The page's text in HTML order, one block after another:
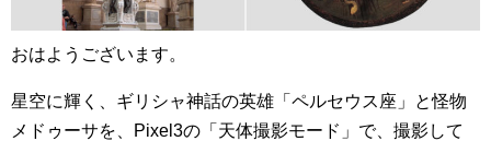
おはようございます。
星空に輝く、ギリシャ神話の英雄「ペルセウス座」と怪物
メドゥーサを、Pixel3の「天体撮影モード」で、撮影して